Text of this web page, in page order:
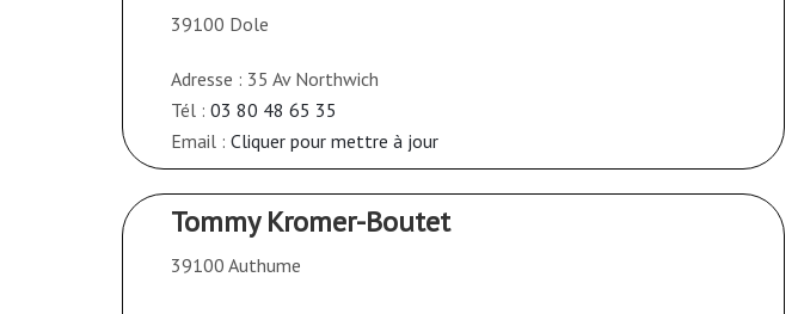
39100 Dole
Adresse : 35 Av Northwich
Tél : 03 80 48 65 35
Email : Cliquer pour mettre à jour
Tommy Kromer-Boutet
39100 Authume